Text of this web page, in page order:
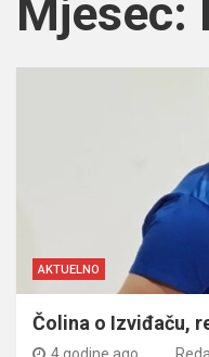
Mjesec:
AKTUELNO
Čolina o Izviđaču,
4 godine ago